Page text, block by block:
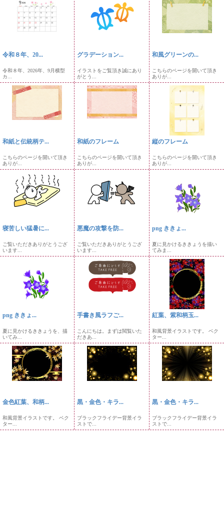
令和８年、20...
令和８年、2026年、9月横型
カ...
グラデーション...
イラストをご覧頂き誠にあり
がとう...
和風グリーンの...
こちらのページを開いて頂き
ありが...
和紙と伝統柄テ...
こちらのページを開いて頂き
ありが...
和紙のフレーム
こちらのページを開いて頂き
ありが...
縦のフレーム
こちらのページを開いて頂き
ありが...
寝苦しい猛暑に...
ご覧いただきありがとうござ
います...
悪魔の攻撃を防...
ご覧いただきありがとうござ
います...
png ききょ...
夏に見かけるききょうを描い
てみま...
png ききょ...
夏に見かけるききょうを、描
いてみ...
手書き風ラフご...
こんにちは。まずは閲覧いた
だきあ...
紅葉、紫和柄玉...
和風背景イラストです。 ベク
ター...
金色紅葉、和柄...
和風背景イラストです。 ベク
ター...
黒・金色・キラ...
ブラックフライデー背景イラ
ストで...
黒・金色・キラ...
ブラックフライデー背景イラ
ストで...